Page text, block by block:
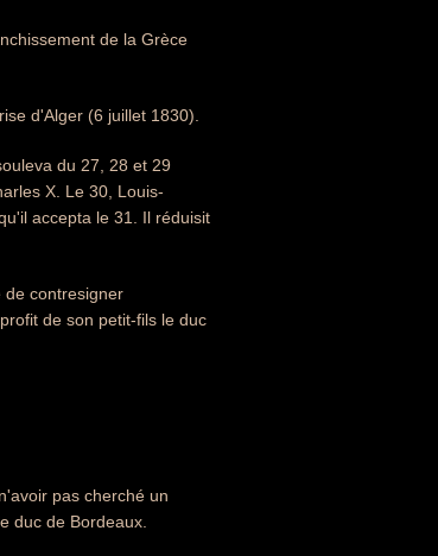
de la Grèce
d'Alger (6 juillet 1830).
du 27, 28 et 29
X. Le 30, Louis-
accepta le 31. Il réduisit
de contresigner
de son petit-fils le duc
pas cherché un
duc de Bordeaux.